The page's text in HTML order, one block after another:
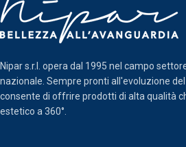
Nipar s.r.l. opera dal 1995 nel campo
nazionale. Sempre pronti all'evoluzione del
consente di offrire prodotti di alta qualità
estetico a 360°.